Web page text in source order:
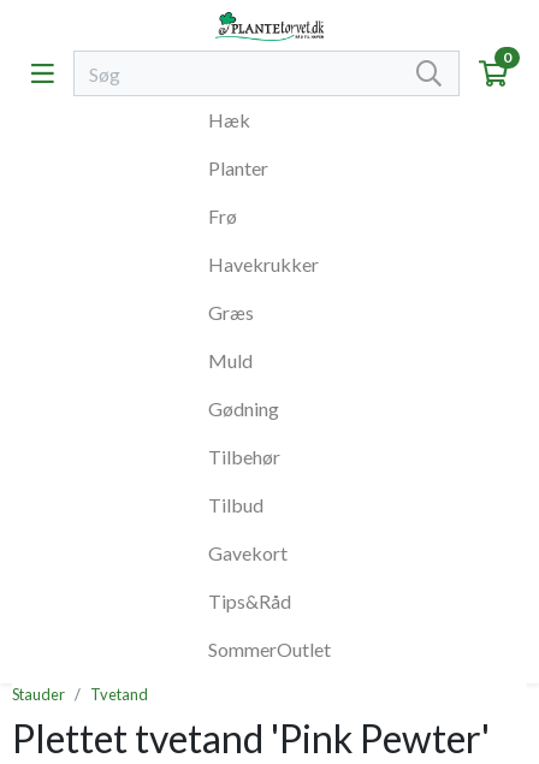
0
Hæk
Planter
Frø
Havekrukker
Græs
Muld
Gødning
Tilbehør
Tilbud
Gavekort
Tips&Råd
SommerOutlet
Stauder Tvetand
Plettet tvetand 'Pink Pewter'